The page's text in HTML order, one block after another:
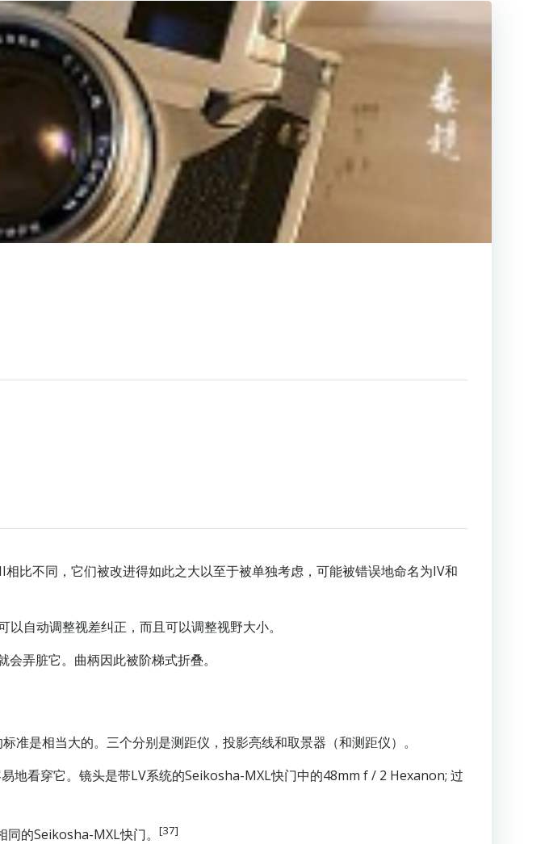
比不同，它们被改进得如此之大以至于被单独考虑，可能被错误地命名为IV和
自动调整视差纠正，而且可以调整视野大小。
弄脏它。曲柄因此被阶梯式折叠。
准是相当大的。三个分别是测距仪，投影亮线和取景器（和测距仪）。
地看穿它。镜头是带LV系统的Seikosha-MXL快门中的48mm f / 2 Hexanon; 过
的Seikosha-MXL快门。 [37]